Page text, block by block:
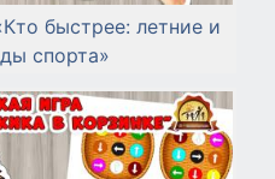
быстрее: летние и
спорта»